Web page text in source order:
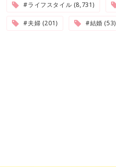
#ライフスタイル (8,731)
#夫婦 (201) #結婚 (53)